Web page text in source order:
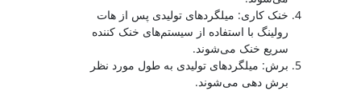
خنک کاری: میلگرد‌های تولیدی پس از هات
رولینگ با استفاده از سیستم‌های خنک کننده
سریع خنک می‌شوند.
برش: میلگردهای تولیدی به طول مورد نظر
برش دهی می‌شوند.